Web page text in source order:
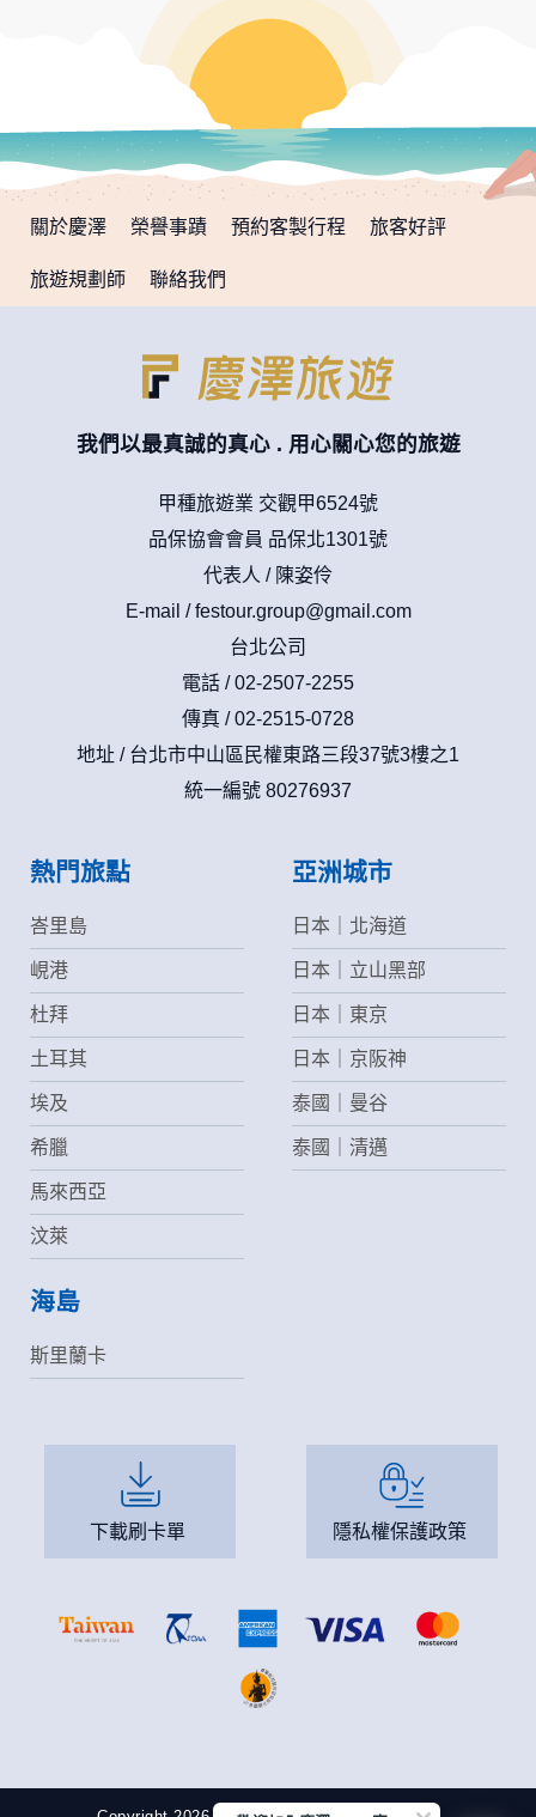
為提供精確的服務，我們會將收集的問卷調查內容進行統計與
分析，分析結果之統計數據或說明文字呈現，除供內部研究
外，我們會視需要公佈統計數據及說明文字，但不涉及特定個
除非取得您的同意或其他法令之特別規定，本網站絕不會將您
的個人資料揭露予第三人或使用於蒐集目的以外之其他用途。
在您於本網站註冊帳號、使用本網站相關產品、服務、活動或
業夥伴處取得個人資料。
身份證字號、電子郵件、出生日期、性別、行業等相關資料，
當您註冊成功，並登入使用我們的服務後，我們即取得您的資
號、電子郵件、出生日期、性別、行業等相關資料，當您註冊
成功，並登入使用我們的服務後，本網站即取得您的資料。
其他除了上述，會保留您在上網瀏覽或查詢時，伺服器自行產
用的瀏覽器、瀏覽及點選資料紀錄等。本網站會對個別連線者
網頁，除非您願意告知您的個人資料，否則本網站不會也無法
商，或與連結本網站，也可能蒐集您個人的資料。對於您主動
提供的個人資訊，這些廣告廠商、或連結網站有其個別的私權
公司不負任何連帶責任。
本網站將在事前或註冊登錄取得您的同意後，傳送商業性資料
本公司發送，也會在該資料或電子郵件上提供您能隨時停止接
收這些資料或電子郵件的方法及說明。
資料使用:
本公司不會向任何人出售或出借您的個人識別資料。
1.遵守法令或政府機關的要求；或我們發覺您在網站上的行為
違反本公司旗下網站的會員條款或產品、服務的特定使用指
2.為了保護使用者個人隱私，我們無法為您查詢其他使用者的
帳號資料。若您有相關法律上問題需查閱他人資料時，請務必
向警政單位提出告訴，我們將全力配合警政單位調查並提供所
有相關資料，以協助調查及破案！
自我保護措施:
請妥善保管您在本公司及相關企業伙伴網站的帳號、密碼或個
人資料，不要將任何資料、密碼提供給任何人。並在您使用完
本公司相關企業伙伴網站所提供的服務後，務必記得登出帳戶
或關閉網頁瀏覽器，以防止他人讀取您的個人資料。
倘若您發現有任何非經授權的第三者使用您的帳號進行任何詢
問或訂購時，請立即通知本站。
關於慶澤 榮譽事蹟 預約客製行程 旅客好評
旅遊規劃師 聯絡我們
我們以最真誠的真心 . 用心關心您的旅遊
甲種旅遊業 交觀甲6524號
品保協會會員 品保北1301號
代表人 / 陳姿伶
E-mail /festour.group@gmail.com
台北公司
電話 / 02-2507-2255
傳真 / 02-2515-0728
地址 / 台北市中山區民權東路三段37號3樓之1
統一編號 80276937
熱門旅點
峇里島
峴港
杜拜
土耳其
埃及
希臘
馬來西亞
汶萊
亞洲城市
日本｜北海道
日本｜立山黑部
日本｜東京
日本｜京阪神
泰國｜曼谷
泰國｜清邁
海島
斯里蘭卡
下載刷卡單 隱私權保護政策